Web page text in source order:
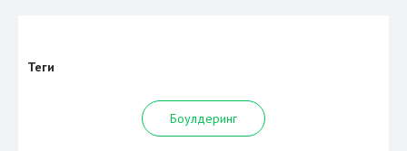
Теги
Боулдеринг